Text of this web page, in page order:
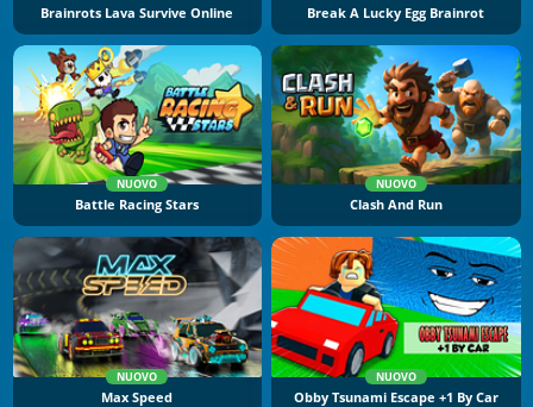
Brainrots Lava Survive Online Break A Lucky Egg Brainrot
NUOVO
Battle Racing Stars
NUOVO
Clash And Run
NUOVO
Max Speed
NUOVO
Obby Tsunami Escape +1 By Car